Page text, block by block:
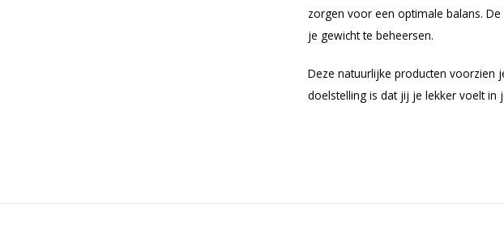
zorgen voor een optimale balans.
je gewicht te beheersen.
Deze natuurlijke producten voorzien
doelstelling is dat jij je lekker voelt in